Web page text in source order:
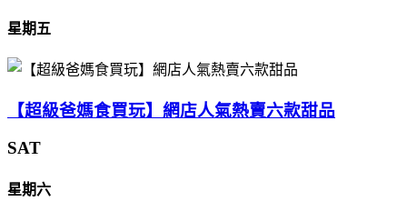
星期五
【超級爸媽食買玩】網店人氣熱賣六款甜品
SAT
星期六